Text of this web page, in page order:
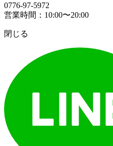
0776-97-5972
営業時間：10:00〜20:00
閉じる